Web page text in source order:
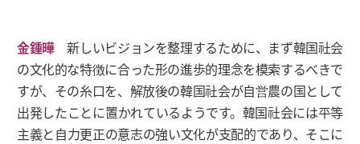
金鍾曄新しいビジョンを整理するために、まず韓国社会
の文化的な特徴に合った形の進歩的理念を模索するべきで
すが、その糸口を、解放後の韓国社会が自営農の国として
出発したことに置かれているようです。韓国社会には平等
主義と自力更正の意志の強い文化が支配的であり、そこに